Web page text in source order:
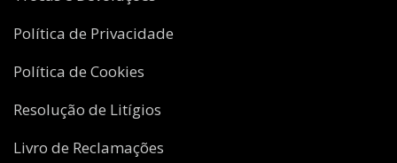
Política de Privacidade
Política de Cookies
Resolução de Litígios
Livro de Reclamações